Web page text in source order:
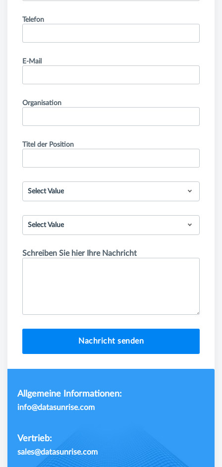
Telefon
E-Mail
Organisation
Titel der Position
Select Value
Select Value
Schreiben Sie hier Ihre Nachricht
Nachricht senden
Allgemeine Informationen:
info@datasunrise.com
Vertrieb:
sales@datasunrise.com